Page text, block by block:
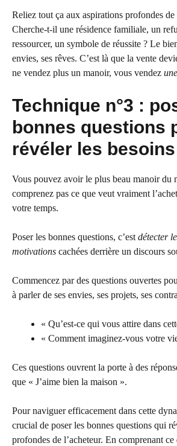
Reliez tout ça aux aspirations profondes
Cherche-t-il une résidence familiale, un
ressourcer, un symbole de réussite ? Le
envies, ses rêves. C’est là que la vente
ne vendez plus un manoir, vous vendez
Technique n°3 :
bonnes questions
révéler les besoins
Vous pouvez avoir le plus beau manoir du
comprenez pas ce que veut vraiment
votre temps.
Poser les bonnes questions, c’est détecter
motivations cachées derrière un discours
Commencez par des questions ouvertes
à parler de ses envies, ses projets, ses
« Qu’est-ce qui vous attire dans
« Comment imaginez-vous votre
Ces questions ouvrent la porte à des
que « J’aime bien la maison ».
Pour naviguer efficacement dans cette
crucial de poser les bonnes questions qui
profondes de l’acheteur. En comprenant